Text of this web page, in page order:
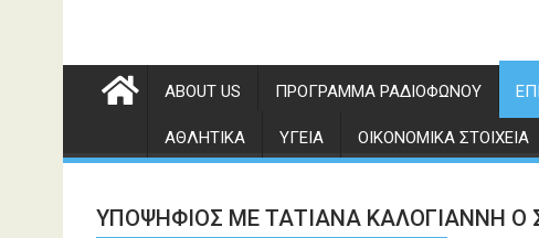
ABOUT US ΠΡΌΓΡΑΜΜΑ ΡΑΔΙΟΦΏΝΟΥ
ΑΘΛΗΤΙΚΆ ΥΓΕΊΑ ΟΙΚΟΝΟΜΙΚΆ ΣΤΟΙΧΕΊΑ
ΥΠΟΨΗΦΙΟΣ ΜΕ ΤΑΤΙΑΝΑ ΚΑΛΟΓΙΑΝΝΗ Ο